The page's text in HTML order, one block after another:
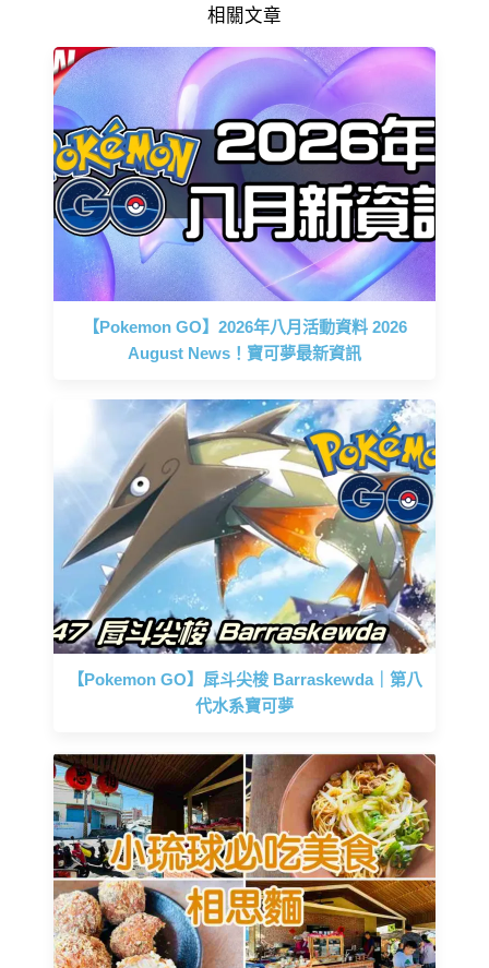
相關文章
【Pokemon GO】2026年八月活動資料 2026
August News！寶可夢最新資訊
【Pokemon GO】戽斗尖梭 Barraskewda｜第八
代水系寶可夢